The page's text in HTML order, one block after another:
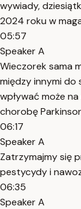
wywiady,
2024 roku w
05:57
Speaker A
Wieczorek sama
między innymi do
wpływać może
chorobę
06:17
Speaker A
Zatrzymajmy się
pestycydy i
06:35
Speaker A